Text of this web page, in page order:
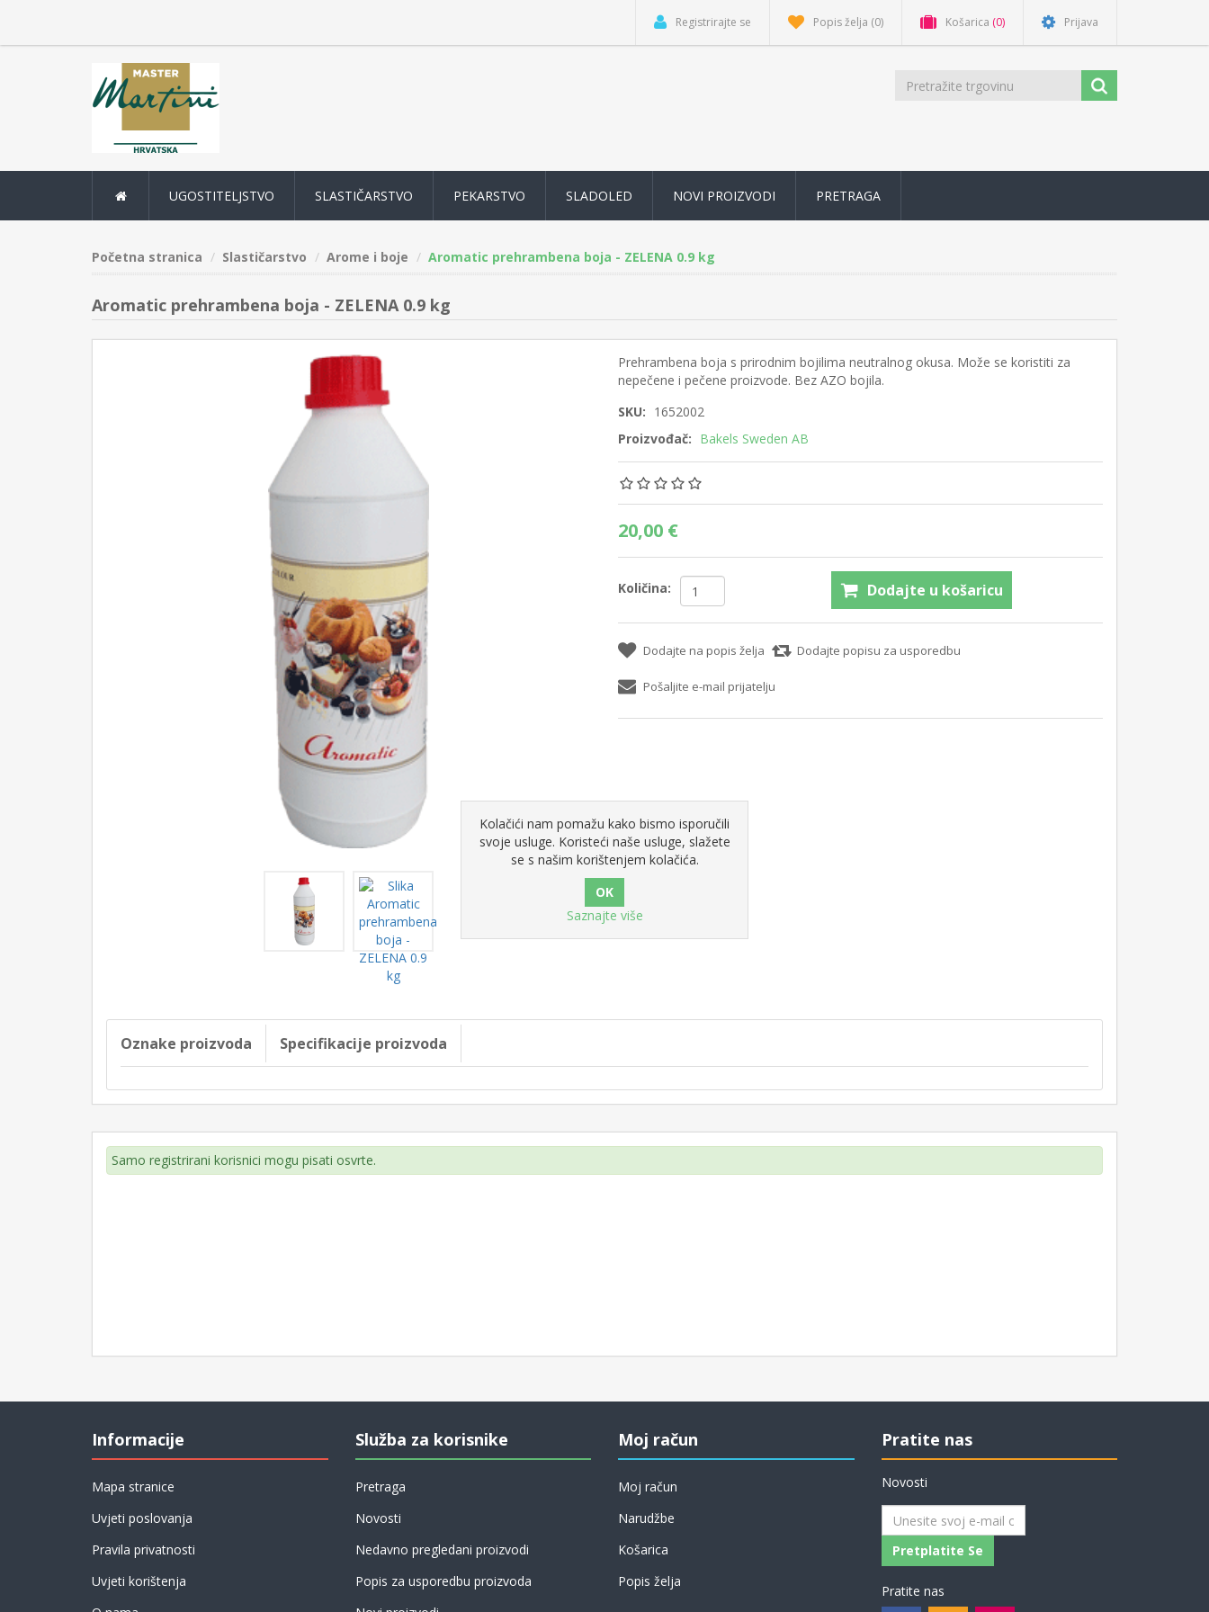
Registrirajte se Popis želja (0) Košarica (0) Prijava
UGOSTITELJSTVO SLASTIČARSTVO PEKARSTVO SLADOLED NOVI PROIZVODI PRETRAGA
Početna stranica Slastičarstvo Arome i boje Aromatic prehrambena boja - ZELENA 0.9 kg
Aromatic prehrambena boja - ZELENA 0.9 kg
Prehrambena boja s prirodnim bojilima neutralnog okusa. Može se koristiti za
nepečene i pečene proizvode. Bez AZO bojila.
SKU: 1652002
Proizvođač: Bakels Sweden AB
20,00 €
Količina: Dodajte u košaricu
Dodajte na popis želja Dodajte popisu za usporedbu
Pošaljite e-mail prijatelju
Oznake proizvoda Specifikacije proizvoda
Samo registrirani korisnici mogu pisati osvrte.
Informacije
Mapa stranice
Uvjeti poslovanja
Pravila privatnosti
Uvjeti korištenja
Služba za korisnike
Pretraga
Novosti
Nedavno pregledani proizvodi
Popis za usporedbu proizvoda
Moj račun
Moj račun
Narudžbe
Košarica
Popis želja
Pratite nas
Novosti
Pretplatite Se
Pratite nas
Kolačići nam pomažu kako bismo isporučili
svoje usluge. Koristeći naše usluge, slažete
se s našim korištenjem kolačića.
Saznajte više